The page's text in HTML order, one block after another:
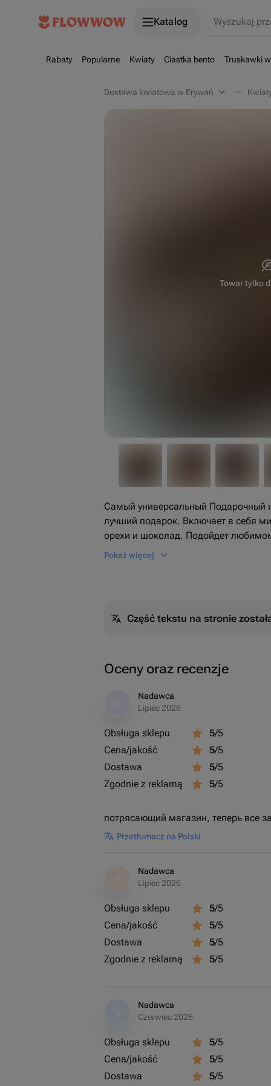
Katalog Wyszukaj
Rabaty Popularne Kwiaty Ciastka bento Truskawki
Dostawa kwiatowa w Erywań
Towar tylko
Самый универсальный Подарочный
лучший подарок. Включает в себя
орехи и шоколад. Подойдет
Соберем в кратчайшие сроки.
Pokaż więcej
Część tekstu na stronie
Oceny oraz recenzje
Nadawca
Lipiec 2026
Obsługa sklepu 5/5
Cena/jakość
5/5
Dostawa
5/5
Zgodnie z reklamą
5/5
потрясающий магазин, теперь все
Przetłumacz na Polski
Nadawca
Lipiec 2026
Obsługa sklepu 5/5
Cena/jakość
5/5
Dostawa
5/5
Zgodnie z reklamą
5/5
Nadawca
Czerwiec 2026
Obsługa sklepu 5/5
Cena/jakość
5/5
Dostawa
5/5